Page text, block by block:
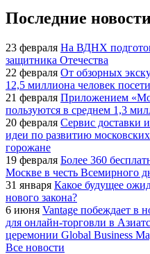
Последние
23 февраля На ВДНХ
защитника Отечества
22 февраля От обзорных
12,5 миллиона человек
21 февраля Приложением
пользуются в среднем 1,3
20 февраля Сервис доставки
идеи по развитию
горожане
19 февраля Более 360
Москве в честь Всемирного
31 января Какое будущее
нового закона?
6 июня Vantage побеждает в
для онлайн-торговли в
церемонии Global Business
Все новости